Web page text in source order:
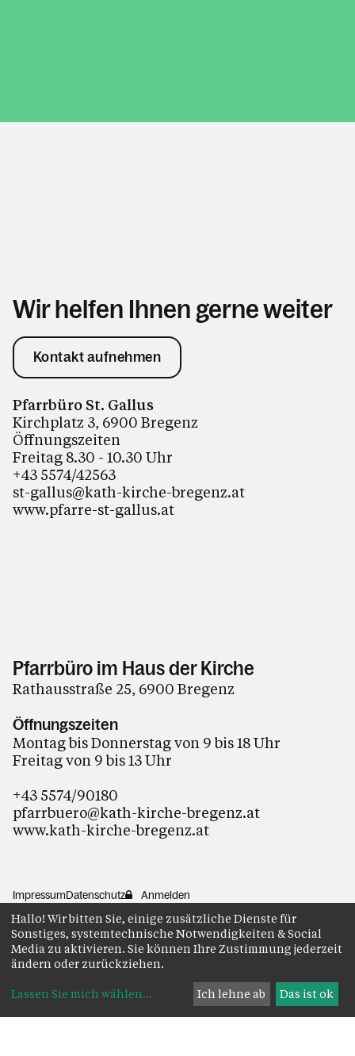
Wir helfen Ihnen gerne weiter
Kontakt aufnehmen
Pfarrbüro St. Gallus
Kirchplatz 3, 6900 Bregenz
Öffnungszeiten
Freitag 8.30 - 10.30 Uhr
+43 5574/42563
st-gallus@kath-kirche-bregenz.at
www.pfarre-st-gallus.at
Pfarrbüro im Haus der Kirche
Rathausstraße 25, 6900 Bregenz
Öffnungszeiten
Montag bis Donnerstag von 9 bis 18 Uhr
Freitag von 9 bis 13 Uhr
+43 5574/90180
pfarrbuero@kath-kirche-bregenz.at
www.kath-kirche-bregenz.at
ImpressumDatenschutz Anmelden
Hallo! Wir bitten Sie, einige zusätzliche Dienste für
Sonstiges, systemtechnische Notwendigkeiten & Social
Media zu aktivieren. Sie können Ihre Zustimmung jederzeit
ändern oder zurückziehen.
Lassen Sie mich wählen... Ich lehne ab Das ist ok